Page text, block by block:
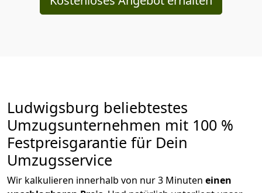
Ludwigsburg beliebtestes
Umzugsunternehmen mit 100 %
Festpreisgarantie für Dein
Umzugsservice
Wir kalkulieren innerhalb von nur 3 Minuten einen